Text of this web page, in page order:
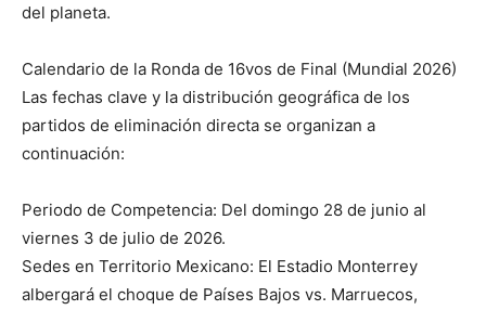
del planeta.
Calendario de la Ronda de 16vos de Final (Mundial 2026)
Las fechas clave y la distribución geográfica de los
partidos de eliminación directa se organizan a
continuación:
Periodo de Competencia: Del domingo 28 de junio al
viernes 3 de julio de 2026.
Sedes en Territorio Mexicano: El Estadio Monterrey
albergará el choque de Países Bajos vs. Marruecos,